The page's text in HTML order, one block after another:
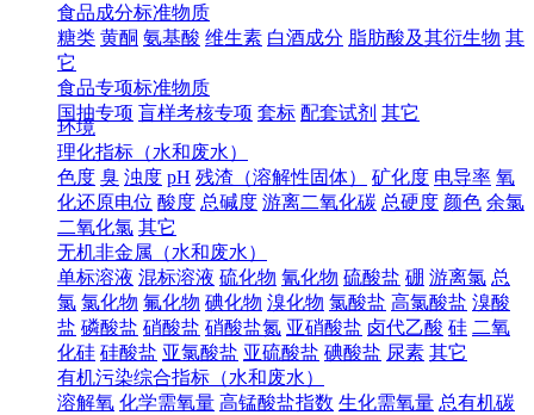
食品成分标准物质
糖类 黄酮 氨基酸 维生素 白酒成分 脂肪酸及其衍生物 其
它
食品专项标准物质
国抽专项 盲样考核专项 套标 配套试剂 其它
环境
理化指标（水和废水）
色度 臭 浊度 pH 残渣（溶解性固体） 矿化度 电导率 氧
化还原电位 酸度 总碱度 游离二氧化碳 总硬度 颜色 余氯
二氧化氯 其它
无机非金属（水和废水）
单标溶液 混标溶液 硫化物 氰化物 硫酸盐 硼 游离氯 总
氯 氯化物 氟化物 碘化物 溴化物 氯酸盐 高氯酸盐 溴酸
盐 磷酸盐 硝酸盐 硝酸盐氮 亚硝酸盐 卤代乙酸 硅 二氧
化硅 硅酸盐 亚氯酸盐 亚硫酸盐 碘酸盐 尿素 其它
有机污染综合指标（水和废水）
溶解氧 化学需氧量 高锰酸盐指数 生化需氧量 总有机碳